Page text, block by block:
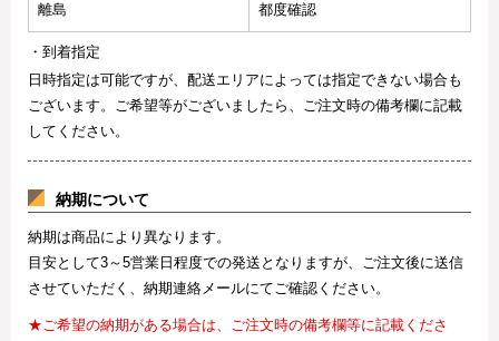
離島 都度確認
・到着指定
日時指定は可能ですが、配送エリアによっては指定できない場合も
ございます。ご希望等がございましたら、ご注文時の備考欄に記載
してください。
納期について
納期は商品により異なります。
目安として3～5営業日程度での発送となりますが、ご注文後に送信
させていただく、納期連絡メールにてご確認ください。
★ご希望の納期がある場合は、ご注文時の備考欄等に記載くださ